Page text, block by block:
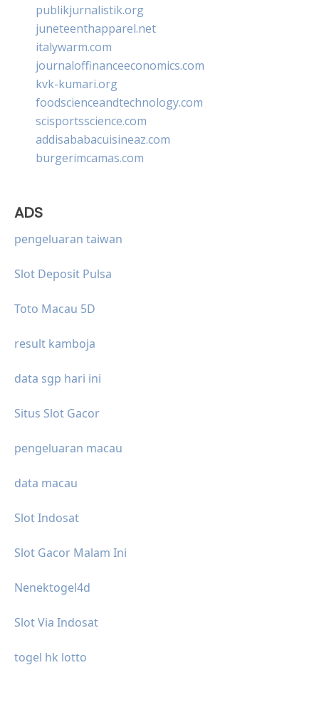
publikjurnalistik.org
juneteenthapparel.net
italywarm.com
journaloffinanceeconomics.com
kvk-kumari.org
foodscienceandtechnology.com
scisportsscience.com
addisababacuisineaz.com
burgerimcamas.com
ADS
pengeluaran taiwan
Slot Deposit Pulsa
Toto Macau 5D
result kamboja
data sgp hari ini
Situs Slot Gacor
pengeluaran macau
data macau
Slot Indosat
Slot Gacor Malam Ini
Nenektogel4d
Slot Via Indosat
togel hk lotto